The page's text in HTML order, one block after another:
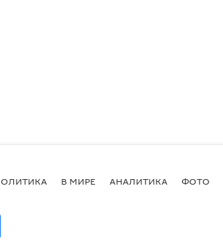
В МИРЕ АНАЛИТИКА ФОТО